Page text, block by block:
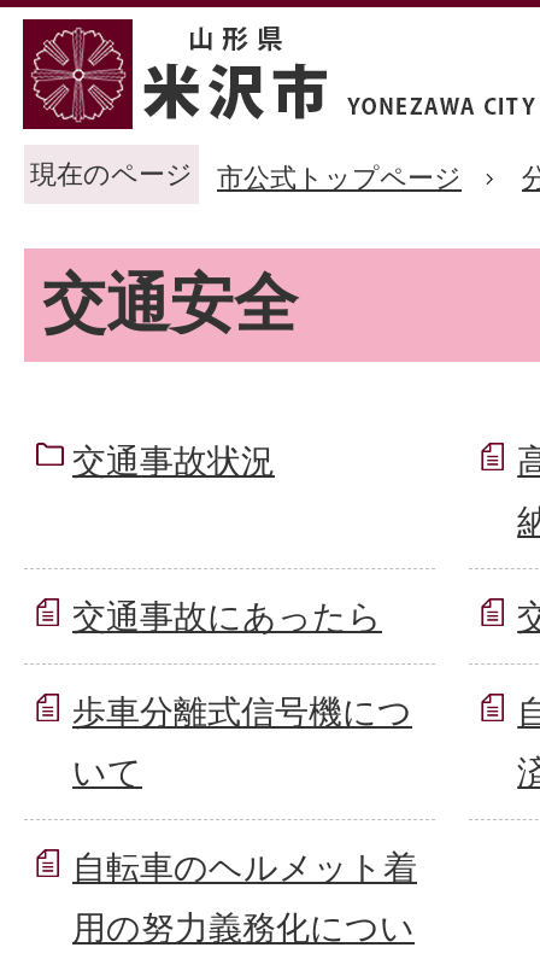
現在のページ 市公式トップページ
交通安全
交通事故状況
交通事故にあったら
歩車分離式信号機につ
いて
自転車のヘルメット着
用の努力義務化につい